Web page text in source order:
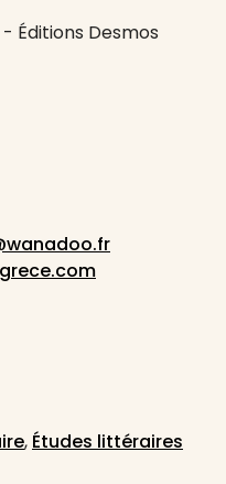
Éditions Desmos
, Études littéraires